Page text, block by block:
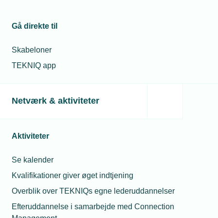
Gå direkte til
Skabeloner
TEKNIQ app
Netværk & aktiviteter
Aktiviteter
Se kalender
Kvalifikationer giver øget indtjening
Overblik over TEKNIQs egne lederuddannelser
Efteruddannelse i samarbejde med Connection
Reagér i tide ved varig nedgang. Hvis du kan se,
periode, bør du tage stilling tidligt. En gensidig
ophævelse og overgang til en anden virksomhed
Erhvervsuddannelse